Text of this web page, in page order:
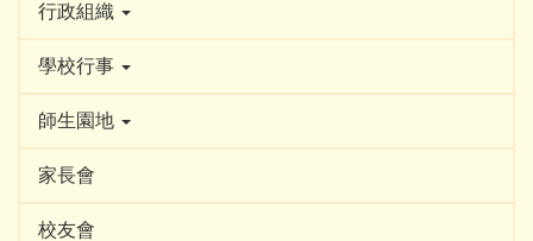
行政組織
學校行事
師生園地
家長會
校友會